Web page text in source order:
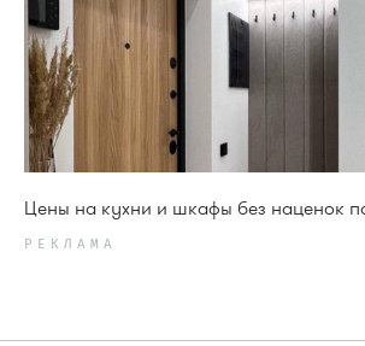
Цены на кухни и шкафы без наценок
РЕКЛАМА